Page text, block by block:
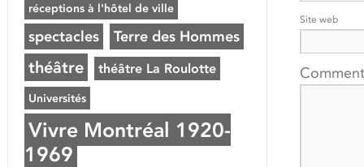
Site web
réceptions à l'hôtel de ville
spectacles Terre des Hommes
théâtre théâtre La Roulotte
Universités
Vivre Montréal 1920-
1969